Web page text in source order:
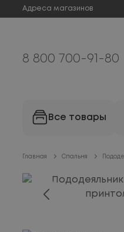
Адреса магазинов
8 800 700-91-80
Все товары
Главная Спальня